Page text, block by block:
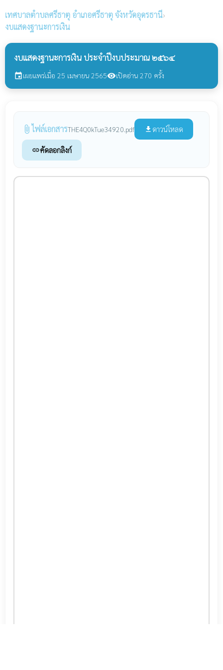
เทศบาลตำบลศรีธาตุ อำเภอศรีธาตุ จังหวัดอุดรธานี›
งบแสดงฐานะการเงิน
งบแสดงฐานะการเงิน ประจำปีงบประมาณ ๒๕๖๔
eventเผยแพร่เมื่อ 25 เมษายน 2565visibilityเปิดอ่าน 270 ครั้ง
attach_file ไฟล์เอกสารTHE4Q0kTue34920.pdf file_download ดาวน์โหลด
linkคัดลอกลิงก์